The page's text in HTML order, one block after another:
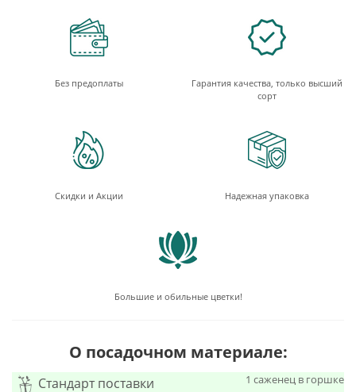
Без предоплаты
Гарантия качества, только высший
сорт
Скидки и Акции Надежная упаковка
Большие и обильные цветки!
О посадочном материале:
Стандарт поставки 1 саженец в горшке